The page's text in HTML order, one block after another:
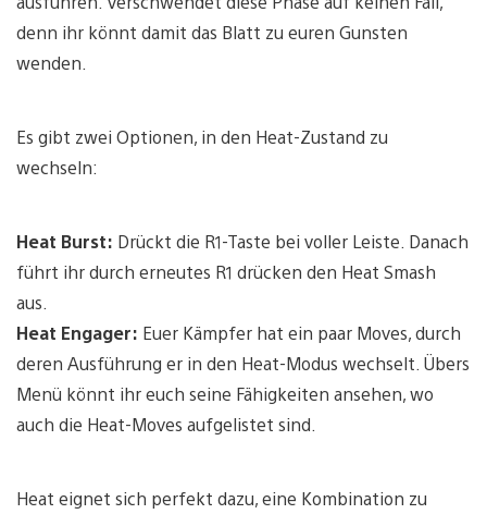
denn ihr könnt damit das Blatt zu euren Gunsten
wenden.
Es gibt zwei Optionen, in den Heat-Zustand zu
wechseln:
Heat Burst: Drückt die R1-Taste bei voller Leiste. Danach
führt ihr durch erneutes R1 drücken den Heat Smash
aus.
Heat Engager: Euer Kämpfer hat ein paar Moves, durch
deren Ausführung er in den Heat-Modus wechselt. Übers
Menü könnt ihr euch seine Fähigkeiten ansehen, wo
auch die Heat-Moves aufgelistet sind.
Heat eignet sich perfekt dazu, eine Kombination zu